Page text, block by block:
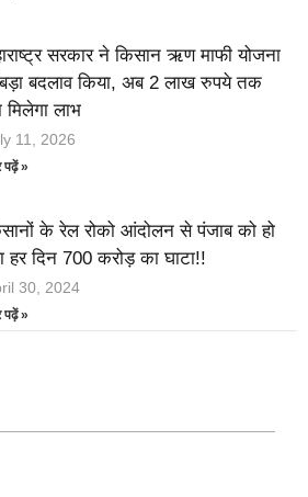
सरकार ने किसान ऋण माफी योजना
बदलाव किया, अब 2 लाख रुपये तक
मिलेगा लाभ
11, 2026
»
के रेल रोको आंदोलन से पंजाब को हो
हर दिन 700 करोड़ का घाटा!!
30, 2024
»